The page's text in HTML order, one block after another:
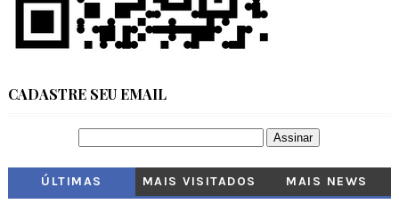
CADASTRE SEU EMAIL
ÚLTIMAS MAIS VISITADOS MAIS NEWS